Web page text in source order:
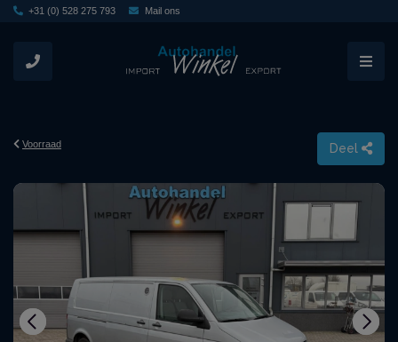
+31 (0) 528 275 793 Mail ons
Voorraad Deel